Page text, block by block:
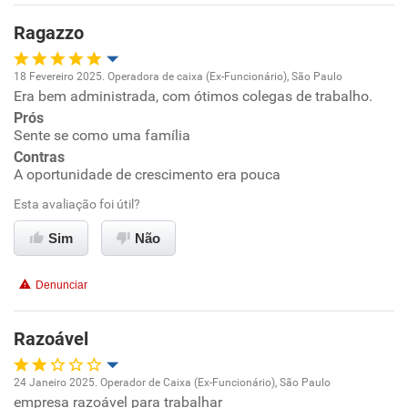
Não recomenda esta empresa
Não recomenda a diretoria
Ragazzo
Oportunidade de promoção
Ambiente de trabalho
Benefícios
Recomenda esta empresa
Recomenda a diretoria
18 Fevereiro 2025. Operadora de caixa (Ex-Funcionário), São Paulo
Era bem administrada, com ótimos colegas de trabalho.
Prós
Sente se como uma família
Contras
A oportunidade de crescimento era pouca
Esta avaliação foi útil?
Sim Não
Denunciar
Razoável
Oportunidade de promoção
24 Janeiro 2025. Operador de Caixa (Ex-Funcionário), São Paulo
empresa razoável para trabalhar